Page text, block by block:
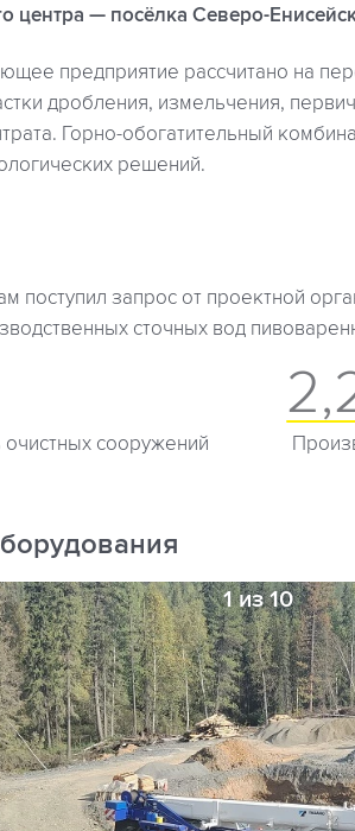
центра — посёлка Северо-
предприятие рассчитано на
дробления, измельчения,
Горно-обогатительный
решений.
поступил запрос от проектной
сточных вод
сооружений
1 из 10